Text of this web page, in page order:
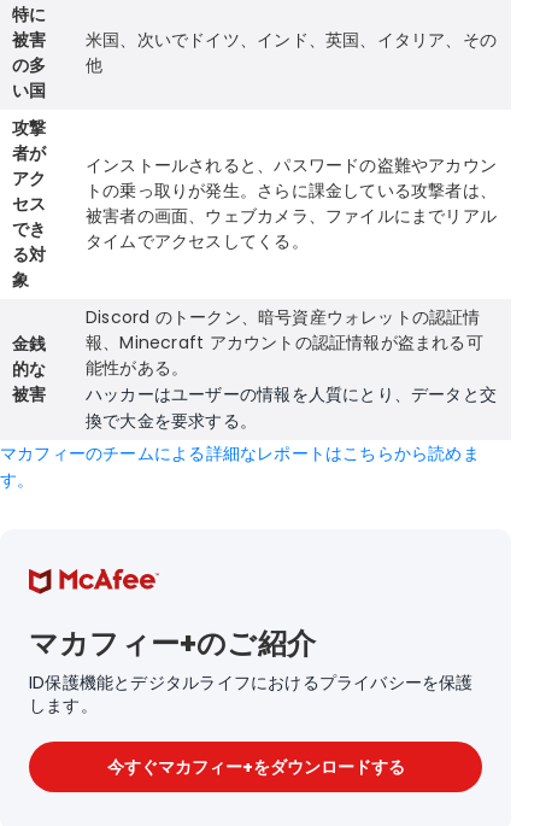
特に
被害
の多
い国
米国、次いでドイツ、インド、英国、イタリア、その
他
攻撃
者が
アク
セス
でき
る対
象
インストールされると、パスワードの盗難やアカウン
トの乗っ取りが発生。さらに課金している攻撃者は、
被害者の画面、ウェブカメラ、ファイルにまでリアル
タイムでアクセスしてくる。
金銭
的な
被害
Discord のトークン、暗号資産ウォレットの認証情
報、Minecraft アカウントの認証情報が盗まれる可
能性がある。
ハッカーはユーザーの情報を人質にとり、データと交
換で大金を要求する。
マカフィーのチームによる詳細なレポートはこちらから読めま
す。
マカフィー+のご紹介
ID保護機能とデジタルライフにおけるプライバシーを保護
します。
今すぐマカフィー+をダウンロードする